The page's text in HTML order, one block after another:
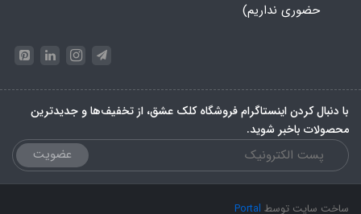
حضوری نداریم)
با دنبال کردن اینستاگرام فروشگاه کلک عشق، از تخفیف‌ها و جدیدترین‌
محصولات باخبر شوید.
عضویت
ساخت سایت توسط Portal